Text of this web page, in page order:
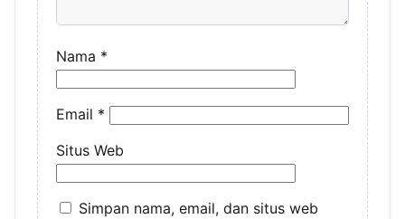
Nama *
Email *
Situs Web
Simpan nama, email, dan situs web